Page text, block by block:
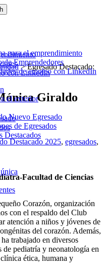
para el emprendimiento
de Emprendedores
de empleo con LinkedIn
el exterior
Nuevo Egresado
de Egresados
Destacados
con LinkedIn
>Egresado Destacado:
Giraldo
Destacado 2025, egresados,
Facultad de Ciencias
Corazón, organización
con el respaldo del Club
atención a niños y jóvenes de
del corazón. Además,
trabajado en diversos
pediatría y neonatología en
ética, humana y